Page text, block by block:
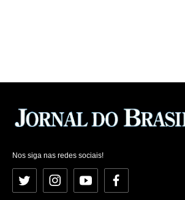
Nos siga nas redes sociais!
Twitter InstagramYouTubeFacebook